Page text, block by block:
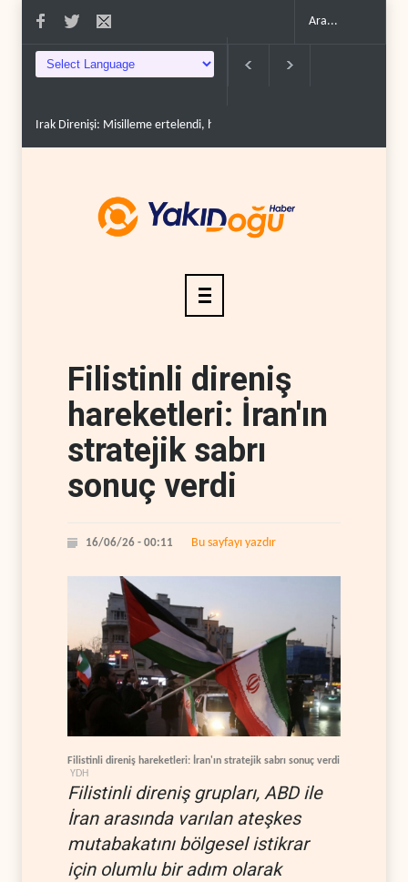
Irak Direnişi: Misilleme ertelendi, hesap kapanmadı..
Filistinli direniş
hareketleri: İran'ın
stratejik sabrı
sonuç verdi
16/06/26 - 00:11 Bu sayfayı yazdır
Filistinli direniş hareketleri: İran'ın stratejik sabrı sonuç verdi
YDH
Filistinli direniş grupları, ABD ile
İran arasında varılan ateşkes
mutabakatını bölgesel istikrar
için olumlu bir adım olarak